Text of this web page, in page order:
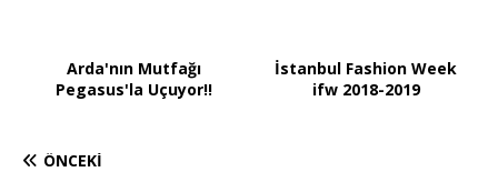
Arda'nın Mutfağı
Pegasus'la Uçuyor!!
İstanbul Fashion Week
ifw 2018-2019
ÖNCEKI